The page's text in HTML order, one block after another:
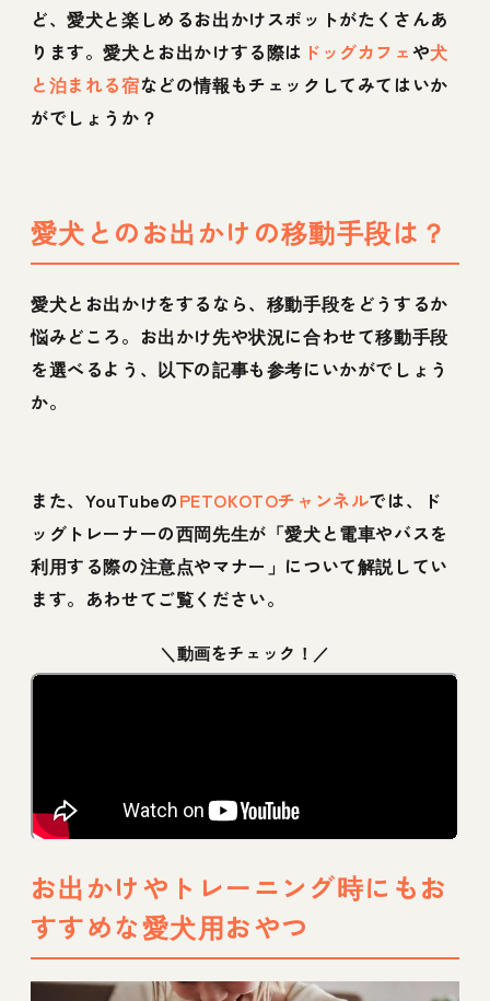
ど、愛犬と楽しめるお出かけスポットがたくさんあ
ります。愛犬とお出かけする際は ドッグカフェや犬
と泊まれる宿などの情報もチェックしてみてはいか
がでしょうか？
愛犬とのお出かけの移動手段は？
愛犬とお出かけをするなら、移動手段をどうするか
悩みどころ。お出かけ先や状況に合わせて移動手段
を選べるよう、以下の記事も参考にいかがでしょう
か。
また、YouTubeのPETOKOTOチャンネルでは、ド
ッグトレーナーの西岡先生が「愛犬と電車やバスを
利用する際の注意点やマナー」について解説してい
ます。あわせてご覧ください。
＼動画をチェック！／
お出かけやトレーニング時にもお
すすめな愛犬用おやつ